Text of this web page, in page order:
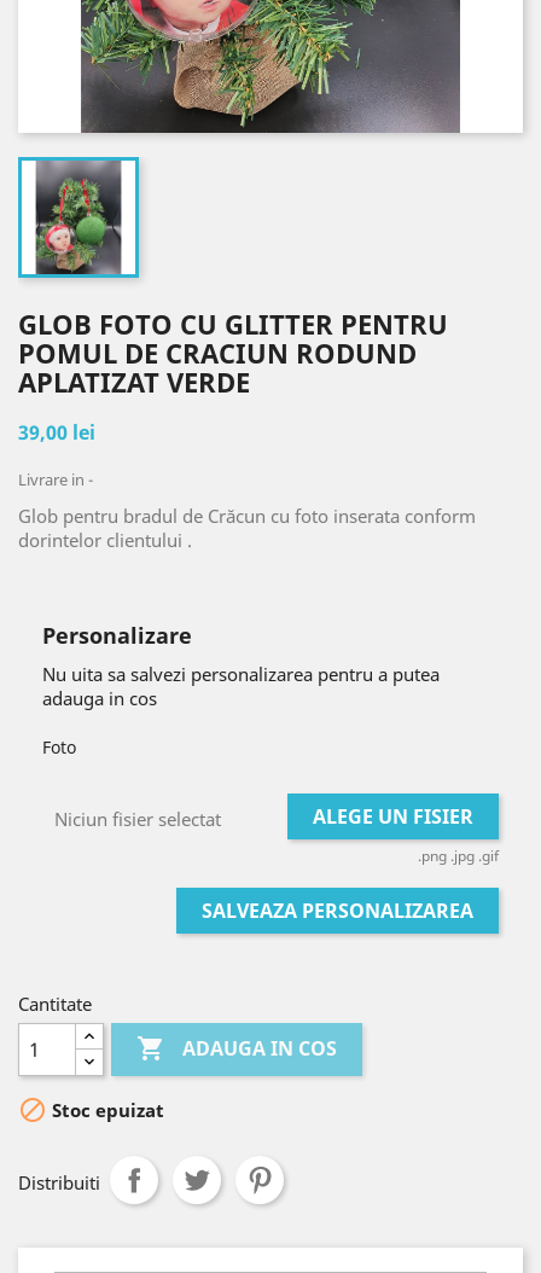
GLOB FOTO CU GLITTER PENTRU
POMUL DE CRACIUN RODUND
APLATIZAT VERDE
39,00 lei
Livrare in -
Glob pentru bradul de Crăcun cu foto inserata conform
dorintelor clientului .
Personalizare
Nu uita sa salvezi personalizarea pentru a putea
adauga in cos
Foto
Niciun fisier selectat ALEGE UN FISIER
.png .jpg .gif
SALVEAZA PERSONALIZAREA
Cantitate
 ADAUGA IN COS
 Stoc epuizat
Distribuiti